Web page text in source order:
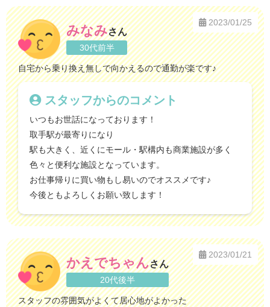
みなみさん
30代前半
2023/01/25
自宅から乗り換え無しで向かえるので通勤が楽です♪
スタッフからのコメント
いつもお世話になっております！
取手駅が最寄りになり
駅も大きく、近くにモール・駅構内も商業施設が多く
色々と便利な施設となっています。
お仕事帰りに買い物もし易いのでオススメです♪
今後ともよろしくお願い致します！
かえでちゃんさん
20代後半
2023/01/21
スタッフの雰囲気がよくて居心地がよかった